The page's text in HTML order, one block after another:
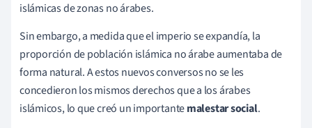
islámicas de zonas no árabes.
Sin embargo, a medida que el imperio se expandía, la
proporción de población islámica no árabe aumentaba de
forma natural. A estos nuevos conversos no se les
concedieron los mismos derechos que a los árabes
islámicos, lo que creó un importantemalestar social.